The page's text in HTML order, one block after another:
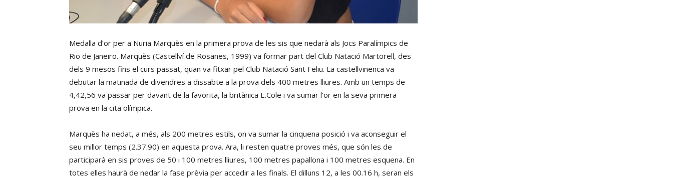
Medalla d’or per a Nuria Marquès en la primera prova de les sis que nedarà als Jocs Paralímpics de
Rio de Janeiro. Marquès (Castellví de Rosanes, 1999) va formar part del Club Natació Martorell, des
dels 9 mesos fins el curs passat, quan va fitxar pel Club Natació Sant Feliu. La castellvinenca va
debutar la matinada de divendres a dissabte a la prova dels 400 metres lliures. Amb un temps de
4,42,56 va passar per davant de la favorita, la britànica E.Cole i va sumar l’or en la seva primera
prova en la cita olímpica.
Marquès ha nedat, a més, als 200 metres estils, on va sumar la cinquena posició i va aconseguir el
seu millor temps (2.37.90) en aquesta prova. Ara, li resten quatre proves més, que són les de
participarà en sis proves de 50 i 100 metres lliures, 100 metres papallona i 100 metres esquena. En
totes elles haurà de nedar la fase prèvia per accedir a les finals. El dilluns 12, a les 00.16 h, seran els